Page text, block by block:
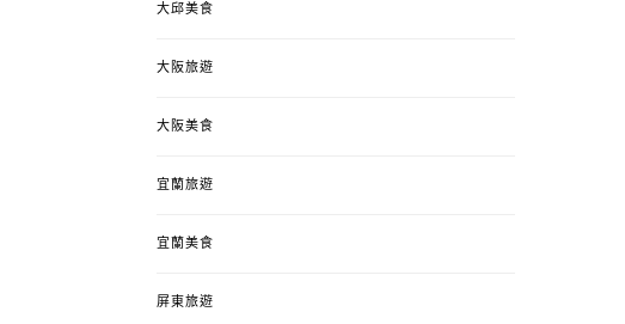
大邱美食
大阪旅遊
大阪美食
宜蘭旅遊
宜蘭美食
屏東旅遊